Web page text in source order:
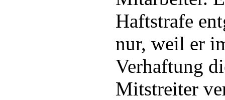
Haftstrafe
nur, weil er
Verhaftung
Mitstreiter